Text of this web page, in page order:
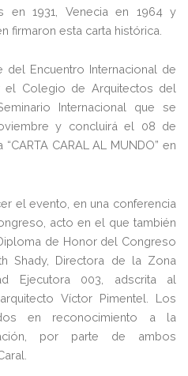
en 1931, Venecia en 1964 y
firmaron esta carta histórica.
Encuentro Internacional de
el Colegio de Arquitectos del
Internacional que se
y concluirá el 08 de
CARAL AL MUNDO” en
el evento, en una conferencia
acto en el que también
de Honor del Congreso
Shady, Directora de la Zona
Ejecutora 003, adscrita al
Víctor Pimentel. Los
en reconocimiento a la
por parte de ambos